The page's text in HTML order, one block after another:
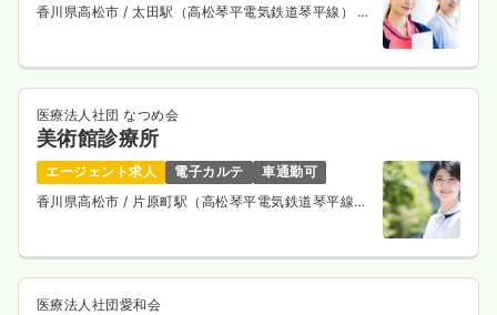
香川県高松市 / 太田駅（高松琴平電気鉄道琴平線） 徒
医療法人社団 なつめ会
美術館診療所
エージェント求人 電子カルテ
車通勤可
香川県高松市 / 片原町駅（高松琴平電気鉄道琴平線）
医療法人社団愛和会